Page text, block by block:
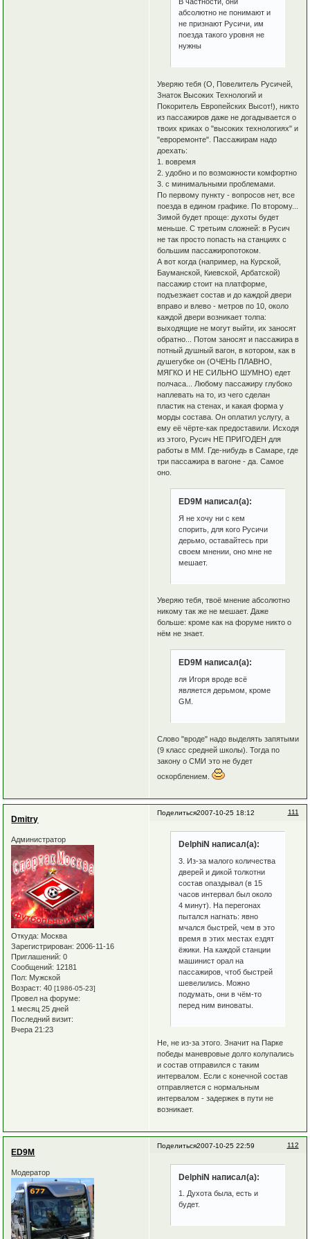
В частности, они
абсолютно не понимают и
не признают Русичи, им
поезда такого уровня не
нужны
Уверяю тебя (О, Повелитель Русичей,
Знаток Высоких Технологий и
Покоритель Европейских Высот!), никто
из пассажиров даже не догадывается о
твоих криках о "высоких технологиях" и
"евроремонте". Пассажирам надо
доехать:
1. вовремя
2. удобно и по возможности комфортно
3. с минимальными проблемами.
По первому пункту - вопросов нет, все
поезда в едином графике. По второму...
Зимой будет проще: духоты будет
меньше. С третьим сложней: в Русич
не так просто попасть на станциях с
большим пассажиропотоком.
А вот когда (например, на Курской,
Бауманской, Киевской, Арбатской)
пассажир стоит на платформе,
подъезжает состав и до каждой двери
вправо и влево - метров по 10, около
каждой двери возникает толпа:
выходящие не могут выйти, их заносят
обратно... Потом заносят и пассажира в
потный душный вагон, в котором, как в
душегубке он (ОЧЕНЬ ПЛАВНО,
МЯГКО И НЕ СИЛЬНО ШУМНО) едет
полчаса... Любому пассажиру глубоко
наплевать на то, из чего сделан
пластик на стенах, и какая форма у
морды состава. Он оплатил услугу, а
ему её чёрте-как предоставили. Исходя
из этого, Русич НЕ ПРИГОДЕН для
работы в ММ. Где-нибудь в Самаре, где
три пассажира в вагоне - да. Самое
оно.
ED9M написал(а):
Я не хочу ни с кем
спорить, для кого Русичи
дерьмо, оставайтесь при
своем мнении, оно мне не
мешает.
Уверяю тебя, твоё мнение абсолютно
никому так же не мешает. Даже
больше: кроме как на форуме никто о
нём не знает.
ED9M написал(а):
ля Игоря вроде всё
является дерьмом, кроме
GM.
Слово "вроде" надо выделять запятыми
(9 класс средней школы). Тогда по
закону о СМИ это не будет
оскорблением.
Поделиться 111
2007-10-25 18:12
Dmitry
Администратор
Откуда: Москва
Зарегистрирован: 2006-11-16
Приглашений: 0
Сообщений: 12181
Пол: Мужской
Возраст: 40[1986-05-23]
Провел на форуме:
1 месяц 25 дней
Последний визит:
Вчера 21:23
DelphiN написал(а):
3. Из-за малого количества
дверей и дикой толкотни
состав опаздывал (в 15
часов интервал был около
4 минут). На перегонах
пытался нагнать: явно
мчался быстрей, чем в это
время в этих местах ездят
ёжики. На каждой станции
машинист орал на
пассажиров, чтоб быстрей
шевелились. Можно
подумать, они в чём-то
перед ним виноваты.
Не, не из-за этого. Значит на Парке
победы маневровые долго колупались
и состав отправился с таким
интервалом. Если с конечной состав
отправляется с нормальным
интервалом - задержек в пути не
возникает.
Поделиться 112
2007-10-25 22:59
ED9M
Модератор DelphiN написал(а):
1. Духота была, есть и
будет.